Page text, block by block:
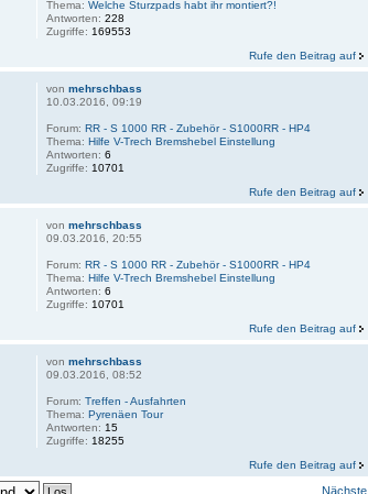
Thema: Welche Sturzpads habt ihr montiert?!
Antworten: 228
Zugriffe: 169553
Rufe den Beitrag auf
von mehrschbass
10.03.2016, 09:19
Forum: RR - S 1000 RR - Zubehör - S1000RR - HP4
Thema: Hilfe V-Trech Bremshebel Einstellung
Antworten: 6
Zugriffe: 10701
Rufe den Beitrag auf
von mehrschbass
09.03.2016, 20:55
Forum: RR - S 1000 RR - Zubehör - S1000RR - HP4
Thema: Hilfe V-Trech Bremshebel Einstellung
Antworten: 6
Zugriffe: 10701
Rufe den Beitrag auf
von mehrschbass
09.03.2016, 08:52
Forum: Treffen - Ausfahrten
Thema: Pyrenäen Tour
Antworten: 15
Zugriffe: 18255
Rufe den Beitrag auf
Nächste